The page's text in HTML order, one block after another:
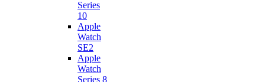
Series
10
Apple
Watch
SE2
Apple
Watch
Series 8